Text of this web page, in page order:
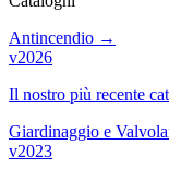
Antincendio →
v2026
Il nostro più recente
Giardinaggio e
v2023